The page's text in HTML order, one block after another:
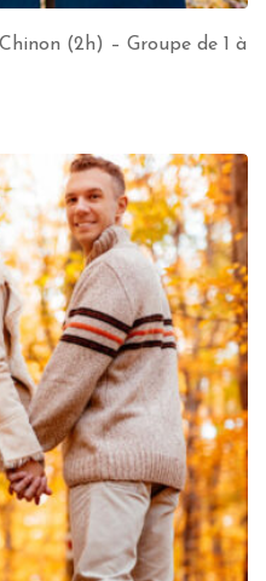
(2h) – Groupe de 1 à